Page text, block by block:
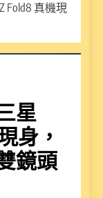
Fold8 真機現
星
身，
鏡頭